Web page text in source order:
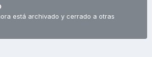
está archivado y cerrado a otras